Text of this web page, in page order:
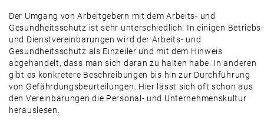
Der Umgang von Arbeitgebern mit dem Arbeits- und
Gesundheitsschutz ist sehr unterschiedlich. In einigen Betriebs-
und Dienstvereinbarungen wird der Arbeits- und
Gesundheitsschutz als Einzeiler und mit dem Hinweis
abgehandelt, dass man sich daran zu halten habe. In anderen
gibt es konkretere Beschreibungen bis hin zur Durchführung
von Gefährdungsbeurteilungen. Hier lässt sich oft schon aus
den Vereinbarungen die Personal- und Unternehmenskultur
herauslesen.